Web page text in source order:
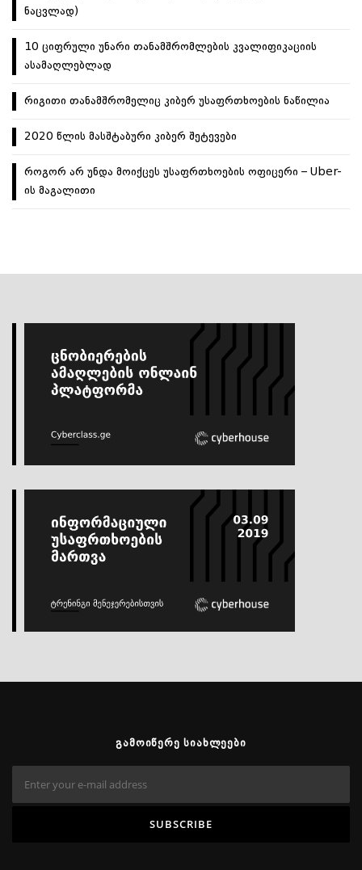
ნაცვლად)
10 ციფრული უნარი თანამშრომლების კვალიფიკაციის
ასამაღლებლად
რიგითი თანამშრომელიც კიბერ უსაფრთხოების ნაწილია
2020 წლის მასშტაბური კიბერ შეტევები
როგორ არ უნდა მოიქცეს უსაფრთხოების ოფიცერი – Uber-
ის მაგალითი
ᲒᲐᲛᲝᲘᲬᲔᲠᲔ ᲡᲘᲐᲮᲚᲔᲔᲑᲘ